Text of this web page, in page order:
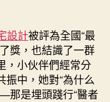
設計被評為全國“最
獎，也結識了一群
，小伙伴們經常分
中，她對“為什么
那是埋頭踐行“醫者